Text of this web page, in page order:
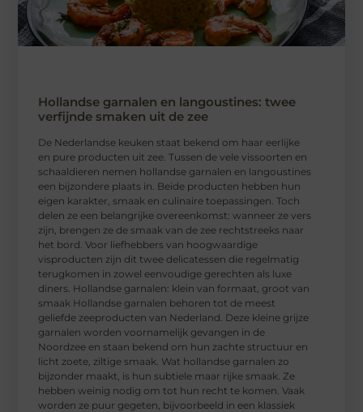
Hollandse garnalen en langoustines: twee
verfijnde smaken uit de zee
De Nederlandse keuken staat bekend om haar eerlijke
en pure producten uit zee. Tussen de vele vissoorten en
schaaldieren nemen hollandse garnalen en langoustines
een bijzondere plaats in. Beide producten hebben hun
eigen karakter, smaak en culinaire toepassingen. Toch
delen ze een belangrijke overeenkomst: wanneer ze vers
zijn, brengen ze de smaak van de zee rechtstreeks naar
het bord. Voor liefhebbers van hoogwaardige
visproducten zijn dit twee delicatessen die regelmatig
terugkomen in zowel eenvoudige gerechten als luxe
diners. Hollandse garnalen: klein van formaat, groot van
smaak Hollandse garnalen behoren tot de meest
geliefde zeeproducten van Nederland. Deze kleine grijze
garnalen worden voornamelijk gevangen in de
Noordzee en staan bekend om hun zachte structuur en
licht zoete, ziltige smaak. Wat hollandse garnalen zo
bijzonder maakt, is hun subtiele maar rijke smaak. Ze
hebben weinig nodig om tot hun recht te komen. Vaak
worden ze puur gegeten, bijvoorbeeld in een klassiek